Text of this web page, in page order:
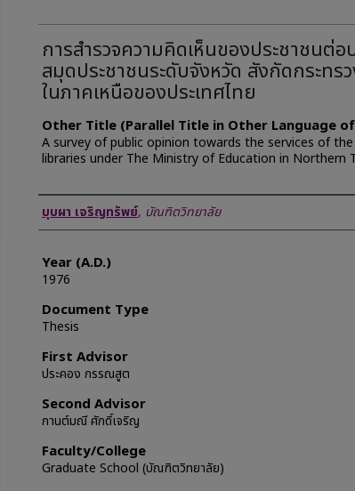
การสำรวจความคิดเห็นของประชาชนต่อ
สมุดประชาชนระดับจังหวัด สังกัดกระทร
ในภาคเหนือของประเทศไทย
Other Title (Parallel Title in Other Language of
A survey of public opinion towards the services of
libraries under The Ministry of Education in Northern
Author
บุบผา เจริญทรัพย์, บัณฑิตวิทยาลัย
Year (A.D.)
1976
Document Type
Thesis
First Advisor
ประคอง กรรณสูต
Second Advisor
กานต์มณี ศักดิ์เจริญ
Faculty/College
Graduate School (บัณฑิตวิทยาลัย)